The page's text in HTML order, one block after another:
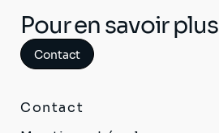
Pour en savoir plus
Contact
Contact